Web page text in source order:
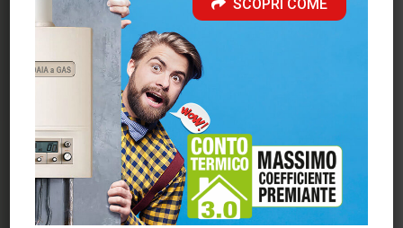
Scarica il catalogo Stufe
SCOPRI COME